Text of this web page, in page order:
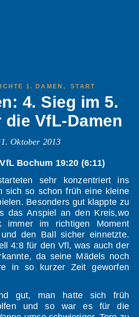
1. DAMEN ,START
4. Sieg im 5.
VfL-Damen
Oktober 2013
VfL Bochum 19:20 (6:11)
sehr konzentriert ins
sich so schon früh eine kleine
Besonders gut klappte zu
das Anspiel an den Kreis,wo
immer im richtigen Moment
den Ball sicher einnetzte.
4:8 für den Vfl, was auch der
da seine Mädels noch
in so kurzer Zeit geworfen
gut, man hatte sich früh
und so war es für die